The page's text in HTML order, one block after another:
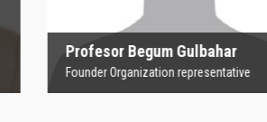
Profesor Begum Gulbahar
Founder Organization representative